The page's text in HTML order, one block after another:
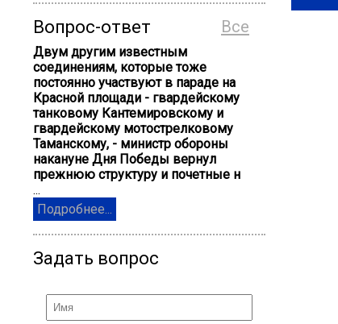
Все
Вопрос-ответ
Двум другим известным
соединениям, которые тоже
постоянно участвуют в параде на
Красной площади - гвардейскому
танковому Кантемировскому и
гвардейскому мотострелковому
Таманскому, - министр обороны
накануне Дня Победы вернул
прежнюю структуру и почетные н
...
Подробнее...
Задать вопрос